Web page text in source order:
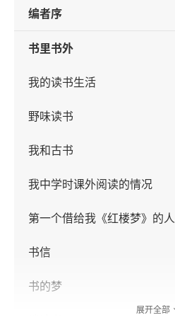
编者序
书里书外
我的读书生活
野味读书
我和古书
我中学时课外阅读的情况
第一个借给我《红楼梦》的人
书信
书的梦
展开全部